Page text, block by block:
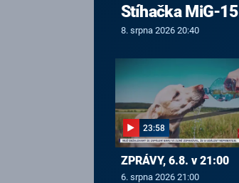
Stíhačka MiG-15
8. srpna 2026 20:40
23:58
ZPRÁVY, 6.8. v 21:00
6. srpna 2026 21:00